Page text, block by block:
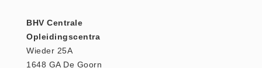
BHV Kasten
BHV Kleding
BHV Centrale
Opleidingscentra
Wieder 25A
1648 GA De Goorn